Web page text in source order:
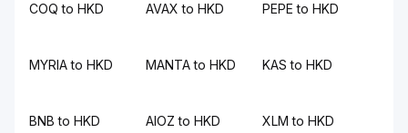
COQ to HKD AVAX to HKD PEPE to HKD
MYRIA to HKD MANTA to HKD KAS to HKD
BNB to HKD AIOZ to HKD XLM to HKD